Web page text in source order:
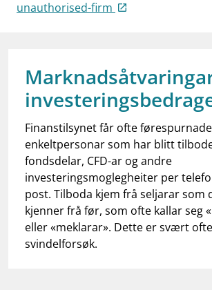
work_outlineJobb hos oss
notifications_none Abonner på nyhetsvarsel
unauthorised-firm
Finanstilsynet får ofte
enkeltpersonar som har blitt
fondsdelar, CFD-ar og andre
investeringsmoglegheiter per
post. Tilboda kjem frå seljarar som
kjenner frå før, som ofte kallar seg
eller «meklarar». Dette er svært
svindelforsøk.